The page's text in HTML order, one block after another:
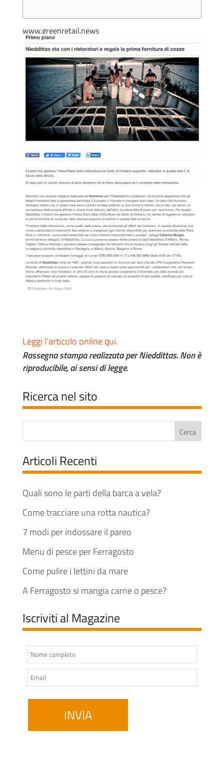
www.greenretail.news
Leggi l’articolo online qui.
Rassegna stampa realizzata per Nieddittas. Non è
riproducibile, ai sensi di legge.
Ricerca nel sito
Articoli Recenti
Quali sono le parti della barca a vela?
Come tracciare una rotta nautica?
7 modi per indossare il pareo
Menu di pesce per Ferragosto
Come pulire i lettini da mare
A Ferragosto si mangia carne o pesce?
Iscriviti al Magazine